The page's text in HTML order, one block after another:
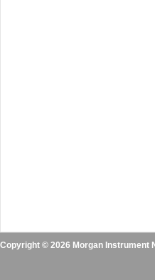
Copyright © 2026 Morgan Instrument